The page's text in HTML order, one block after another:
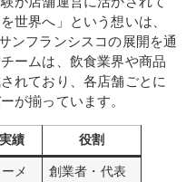
世界へ」という想いは、
ンフランシスコの展開を通
ームは、飲食業界や商品
れており、各店舗ごとに
が揃っています。
績 役割
メ
創業者・代表